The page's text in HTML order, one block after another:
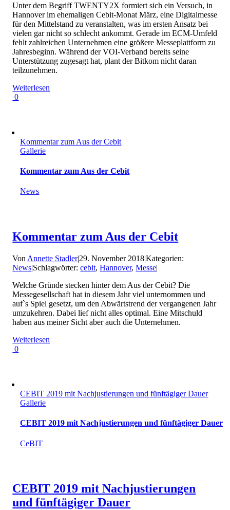
Unter dem Begriff TWENTY2X formiert sich ein Versuch, in
Hannover im ehemaligen Cebit-Monat März, eine Digitalmesse
für den Mittelstand zu veranstalten, was im ersten Ansatz bei
vielen gar nicht so schlecht ankommt. Gerade im ECM-Umfeld
fehlt zahlreichen Unternehmen eine größere Messeplattform zu
Jahresbeginn. Während der VOI-Verband bereits seine
Unterstützung zugesagt hat, plant der Bitkom nicht daran
teilzunehmen.
Weiterlesen
0
Kommentar zum Aus der Cebit
Gallerie
Kommentar zum Aus der Cebit
News
Kommentar zum Aus der Cebit
Von Annette Stadler|29. November 2018|Kategorien:
News|Schlagwörter:cebit,Hannover,Messe|
Welche Gründe stecken hinter dem Aus der Cebit? Die
Messegesellschaft hat in diesem Jahr viel unternommen und
auf`s Spiel gesetzt, um den Abwärtstrend der vergangenen Jahr
umzukehren. Dabei lief nicht alles optimal. Eine Mitschuld
haben aus meiner Sicht aber auch die Unternehmen.
Weiterlesen
0
CEBIT 2019 mit Nachjustierungen und fünftägiger Dauer
Gallerie
CEBIT 2019 mit Nachjustierungen und fünftägiger Dauer
CeBIT
CEBIT 2019 mit Nachjustierungen
und fünftägiger Dauer